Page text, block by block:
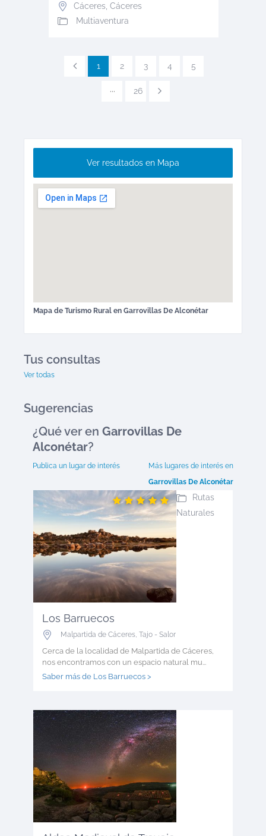
Cáceres, Cáceres
Multiaventura
1 2 3 4 5
··· 26
Ver resultados en Mapa
Mapa de Turismo Rural en Garrovillas De Alconétar
Tus consultas
Ver todas
Sugerencias
¿Qué ver en Garrovillas De
Alconétar?
Publica un lugar de interés
Más lugares de interés en
Garrovillas De Alconétar
Los Barruecos
Malpartida de Cáceres, Tajo - Salor
Cerca de la localidad de Malpartida de Cáceres,
nos encontramos con un espacio natural mu...
Rutas
Naturales
Saber más de Los Barruecos >